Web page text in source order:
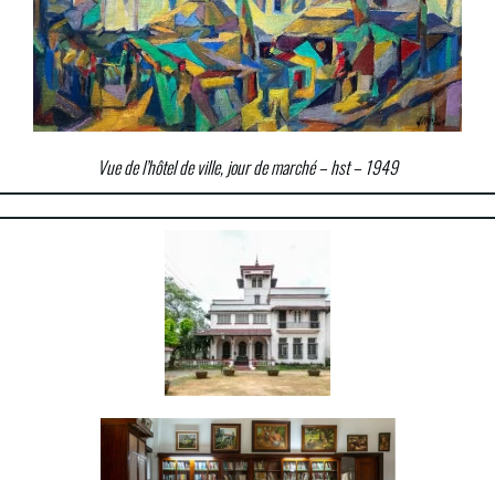
Vue de l’hôtel de ville, jour de marché – hst – 1949